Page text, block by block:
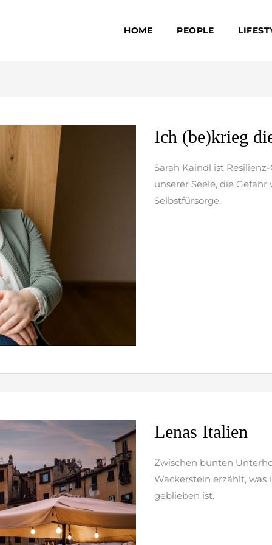
HOME PEOPLE
Ich (be)krieg
Sarah Kaindl ist
unserer Seele, die
Selbstfürsorge.
Ich
(be)krieg
die
Krise
Lenas Italien
Zwischen bunten
Wackerstein erzählt, was
geblieben ist.
Lenas